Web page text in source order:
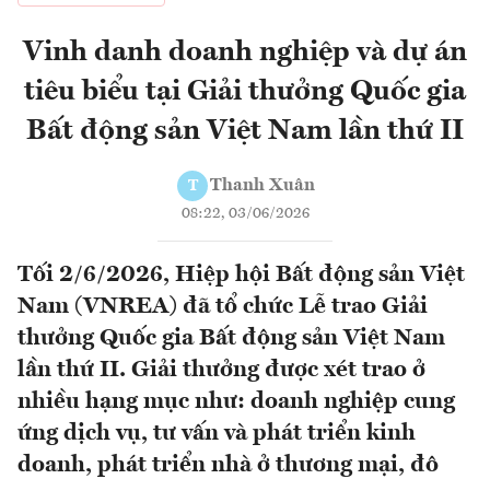
Vinh danh doanh nghiệp và dự án
tiêu biểu tại Giải thưởng Quốc gia
Bất động sản Việt Nam lần thứ II
T Thanh Xuân
08:22, 03/06/2026
Tối 2/6/2026, Hiệp hội Bất động sản Việt
Nam (VNREA) đã tổ chức Lễ trao Giải
thưởng Quốc gia Bất động sản Việt Nam
lần thứ II. Giải thưởng được xét trao ở
nhiều hạng mục như: doanh nghiệp cung
ứng dịch vụ, tư vấn và phát triển kinh
doanh, phát triển nhà ở thương mại, đô